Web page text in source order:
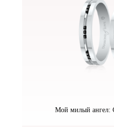
Мой милый ангел: